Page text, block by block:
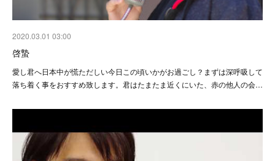
2020.03.01 03:00
啓蟄
愛し君へ日本中が慌ただしい今日この頃いかがお過ごし？まずは深呼吸して
落ち着く事をおすすめ致します。君はたまたま近くにいた、赤の他人の会…